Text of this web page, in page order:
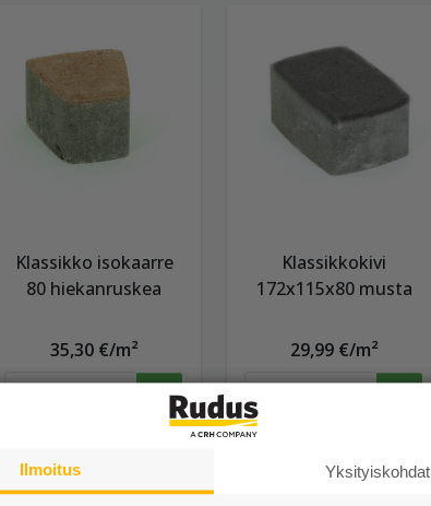
Klassikko isokaarre
80 hiekanruskea
35,30 €/m²
Klassikkokivi
172x115x80 musta
29,99 €/m²
Ilmoitus Yksityiskohdat